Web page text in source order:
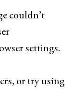
couldn’t
settings.
or try using